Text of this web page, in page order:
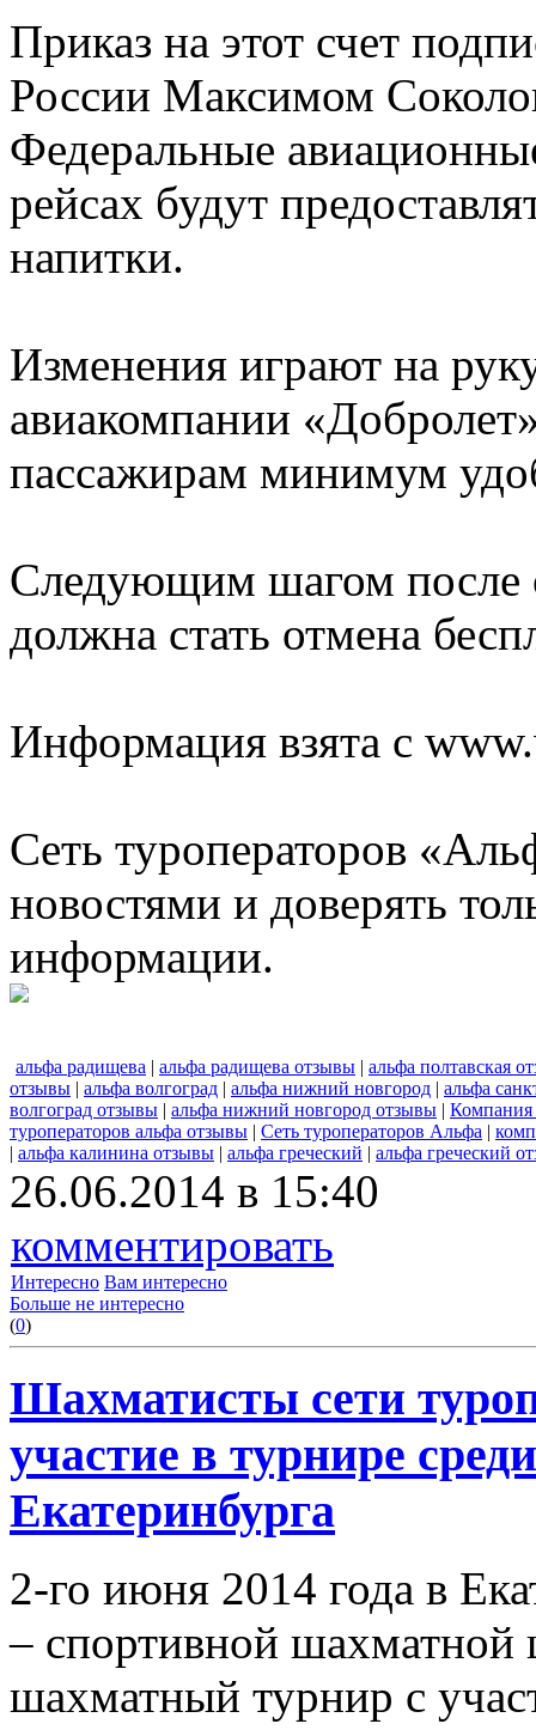
Приказ на этот счет
России Максимом
Федеральные
рейсах будут
напитки.
Изменения играют на
авиакомпании
пассажирам минимум
Следующим шагом после
должна стать отмена
Информация взята с
Сеть туроператоров
новостями и доверять
информации.
альфа радищева | альфа радищева отзывы | альфа полтавская
отзывы | альфа волгоград | альфа нижний новгород | альфа
волгоград отзывы | альфа нижний новгород отзывы |
туроператоров альфа отзывы | Сеть туроператоров Альфа |
| альфа калинина отзывы | альфа греческий | альфа греческий
26.06.2014 в 15:40
комментировать
Интересно Вам интересно
Больше не интересно
(0)
Шахматисты сети
участие в турнире
Екатеринбурга
2-го июня 2014 года в
– спортивной шахматной
шахматный турнир с